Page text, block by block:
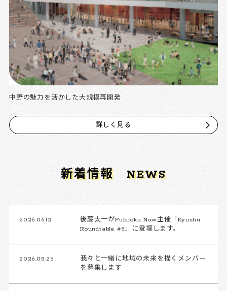
中野の魅力を活かした大規模再開発
詳しく見る
新着情報 NEWS
2026.06.12
後藤太一がFukuoka Now主催「Kyushu
Roundtable #5」に登壇します。
2026.05.25
我々と一緒に地域の未来を描くメンバー
を募集します